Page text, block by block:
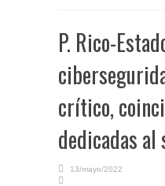
P. Rico-
crítico,
dedicadas al
13/mayo/2022